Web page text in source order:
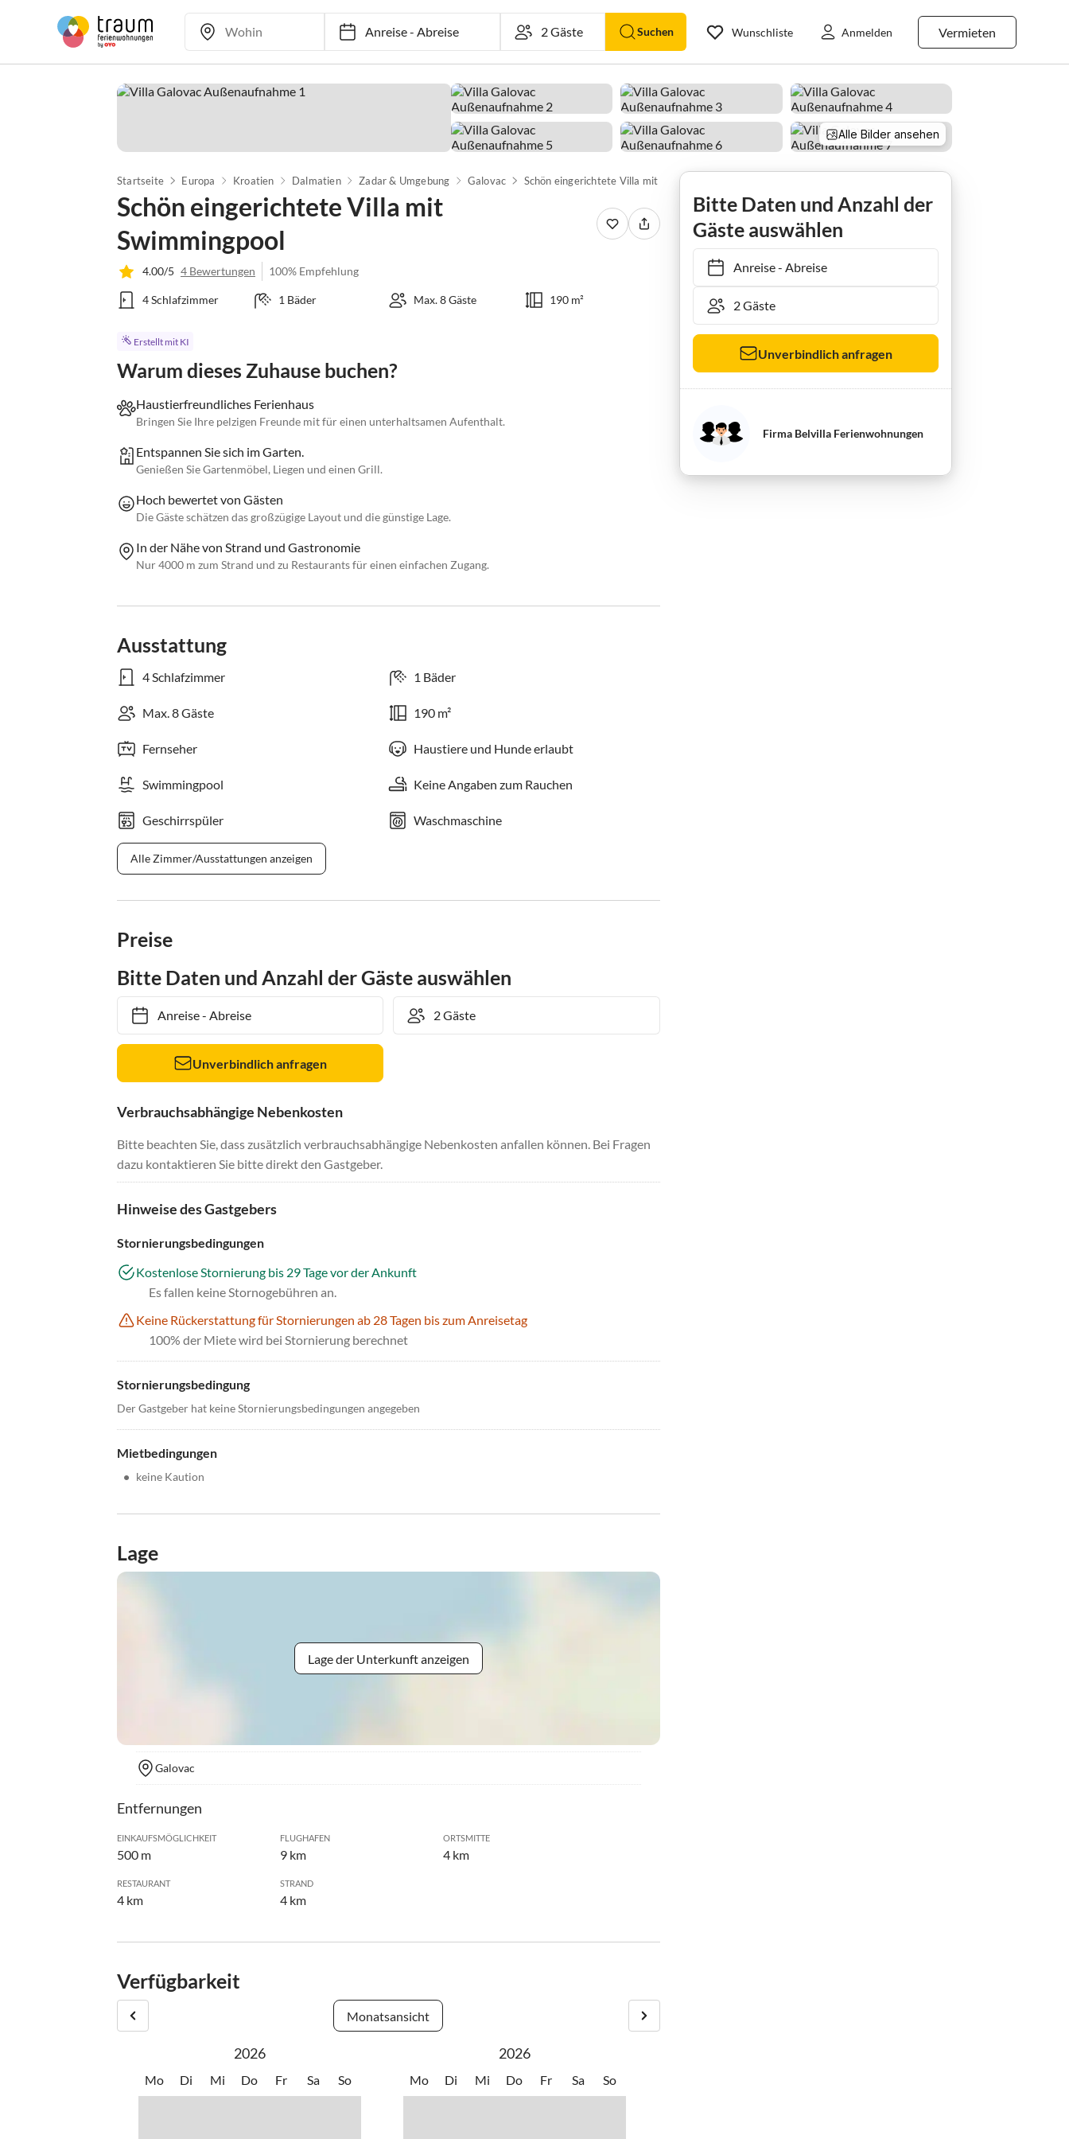
Anreise-Abreise Suchen Vermieten
Wunschliste Anmelden
Alle Bilder ansehen
Startseite Europa Kroatien Dalmatien Zadar & Umgebung Galovac Schön eingerichtete Villa mit Swimmingpool
Schön eingerichtete Villa mit
Swimmingpool
4.00/5 4 Bewertungen 100% Empfehlung
4 Schlafzimmer 1 Bäder Max. 8 Gäste 190 m²
Erstellt mit KI
Warum dieses Zuhause buchen?
Haustierfreundliches Ferienhaus
Bringen Sie Ihre pelzigen Freunde mit für einen unterhaltsamen Aufenthalt.
Entspannen Sie sich im Garten.
Genießen Sie Gartenmöbel, Liegen und einen Grill.
Hoch bewertet von Gästen
Die Gäste schätzen das großzügige Layout und die günstige Lage.
In der Nähe von Strand und Gastronomie
Nur 4000 m zum Strand und zu Restaurants für einen einfachen Zugang.
Ausstattung
4 Schlafzimmer 1 Bäder
Max. 8 Gäste 190 m²
Fernseher Haustiere und Hunde erlaubt
Swimmingpool Keine Angaben zum Rauchen
Geschirrspüler Waschmaschine
Alle Zimmer/Ausstattungen anzeigen
Preise
Bitte Daten und Anzahl der Gäste auswählen
Anreise- Abreise
Unverbindlich anfragen
Verbrauchsabhängige Nebenkosten
Bitte beachten Sie, dass zusätzlich verbrauchsabhängige Nebenkosten anfallen können. Bei Fragen
dazu kontaktieren Sie bitte direkt den Gastgeber.
Hinweise des Gastgebers
Stornierungsbedingungen
Kostenlose Stornierung bis 29 Tage vor der Ankunft
Es fallen keine Stornogebühren an.
Keine Rückerstattung für Stornierungen ab 28 Tagen bis zum Anreisetag
100% der Miete wird bei Stornierung berechnet
Stornierungsbedingung
Der Gastgeber hat keine Stornierungsbedingungen angegeben
Mietbedingungen
• keine Kaution
Lage
Lage der Unterkunft anzeigen
Galovac
Entfernungen
EINKAUFSMÖGLICHKEIT
500 m
FLUGHAFEN
9 km
ORTSMITTE
4 km
RESTAURANT
4 km
STRAND
4 km
Verfügbarkeit
Monatsansicht
2026
Mo Di Mi Do Fr Sa So
2026
Mo Di Mi Do Fr Sa So
Bitte Daten und Anzahl der
Gäste auswählen
Anreise- Abreise
Unverbindlich anfragen
Firma Belvilla Ferienwohnungen